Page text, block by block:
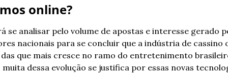
online?
se analisar pelo volume de apostas e interesse gerado
nacionais para se concluir que a indústria de cassino
das que mais cresce no ramo do entretenimento
muita dessa evolução se justifica por essas novas